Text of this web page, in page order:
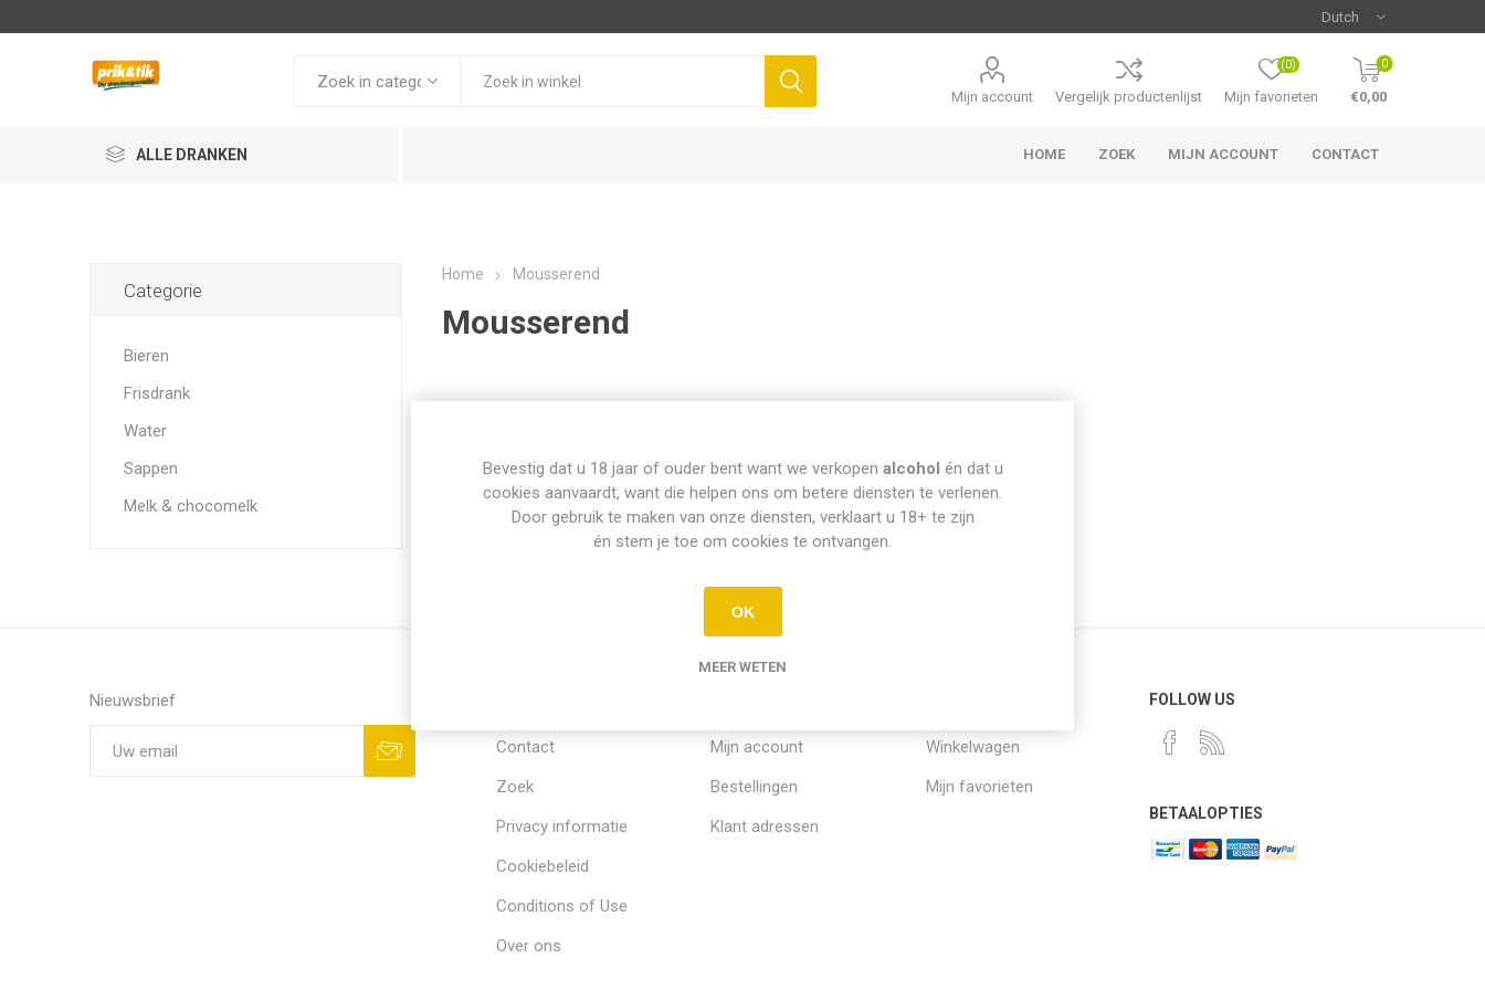
Mijn account Vergelijk productenlijst Mijn favorieten
(0) 0
€0,00
ALLE DRANKEN HOME ZOEK MIJN ACCOUNT CONTACT
Home Mousserend
Mousserend
Categorie
Bieren
Frisdrank
Water
Sappen
Melk & chocomelk
Nieuwsbrief
Contact
Zoek
Privacy informatie
Cookiebeleid
Conditions of Use
Over ons
Mijn account
Bestellingen
Klant adressen
Winkelwagen
Mijn favorieten
FOLLOW US
BETAALOPTIES
Bevestig dat u 18 jaar of ouder bent want we verkopen alcohol én dat u
cookies aanvaardt, want die helpen ons om betere diensten te verlenen.
Door gebruik te maken van onze diensten, verklaart u 18+ te zijn
én stem je toe om cookies te ontvangen.
OK
MEER WETEN